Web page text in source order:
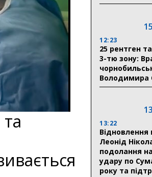
12:23
25 рентген
3-тю зону:
Володимира
13:22
Відновлення
Леонід
подолання
удару по
року та